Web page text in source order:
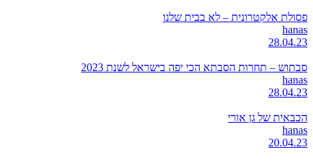
פסולת אלקטרונית – לא בבית שלנו
hanas
28.04.23
סבתוש – תחרות הסבתא הכי יפה בישראל לשנת 2023
hanas
28.04.23
הכבאית של גן אורי
hanas
20.04.23